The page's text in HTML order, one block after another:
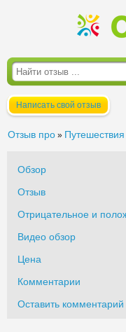
Написать свой отзыв
Отзыв про »
Обзор
Отзыв
Отрицательное и
Видео обзор
Цена
Комментарии
Оставить комментарий